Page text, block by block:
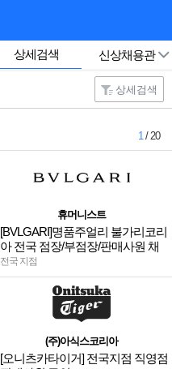
상세검색 신상채용관
상세검색
1/ 20
휴머니스트
[BVLGARI]명품주얼리 불가리코리
아 전국 점장/부점장/판매사원 채
용
전국 지점
(주)아식스코리아
[오니츠카타이거] 전국지점 직영점